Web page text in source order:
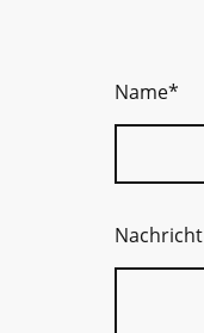
Name*
Nachricht